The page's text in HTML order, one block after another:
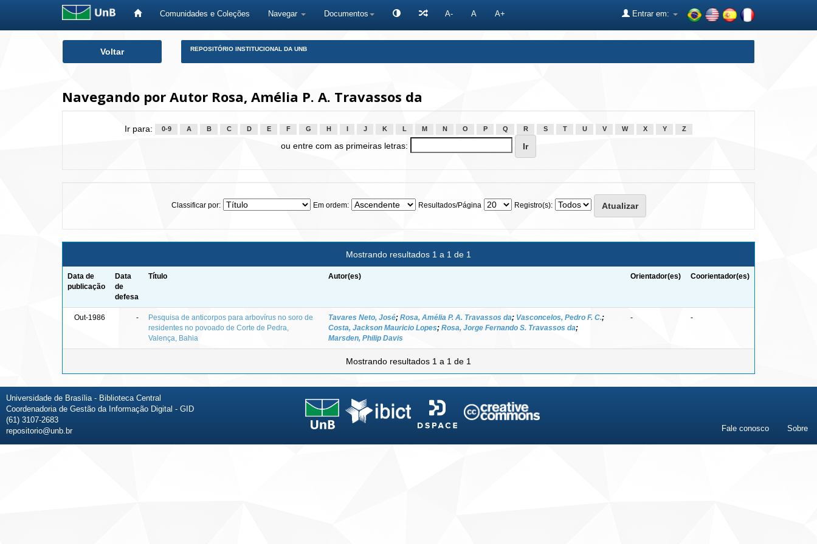
Comunidades e Coleções Navegar Documentos A- A A+ Entrar em:
Voltar REPOSITÓRIO INSTITUCIONAL DA UNB
Navegando por Autor Rosa, Amélia P. A. Travassos da
Ir para: 0-9 A B C D E F G H J K L M N O P Q R S T U V W X Y Z
ou entre com as primeiras letras:
Classificar por: Em ordem: Resultados/Página Registro(s):
Mostrando resultados 1 a 1 de 1
Data de
publicação
Data
de
defesa
Título Autor(es) Orientador(es) Coorientador(es)
Out-1986 -
Pesquisa de anticorpos para arbovírus no soro de
residentes no povoado de Corte de Pedra,
Valença, Bahia
Tavares Neto, José; Rosa, Amélia P. A. Travassos da; Vasconcelos, Pedro F. C.;
Costa, Jackson Mauricio Lopes; Rosa, Jorge Fernando S. Travassos da;
Marsden, Philip Davis
- -
Mostrando resultados 1 a 1 de 1
Universidade de Brasília - Biblioteca Central
Coordenadoria de Gestão da Informação Digital - GID
(61) 3107-2683
repositorio@unb.br
Fale conosco Sobre